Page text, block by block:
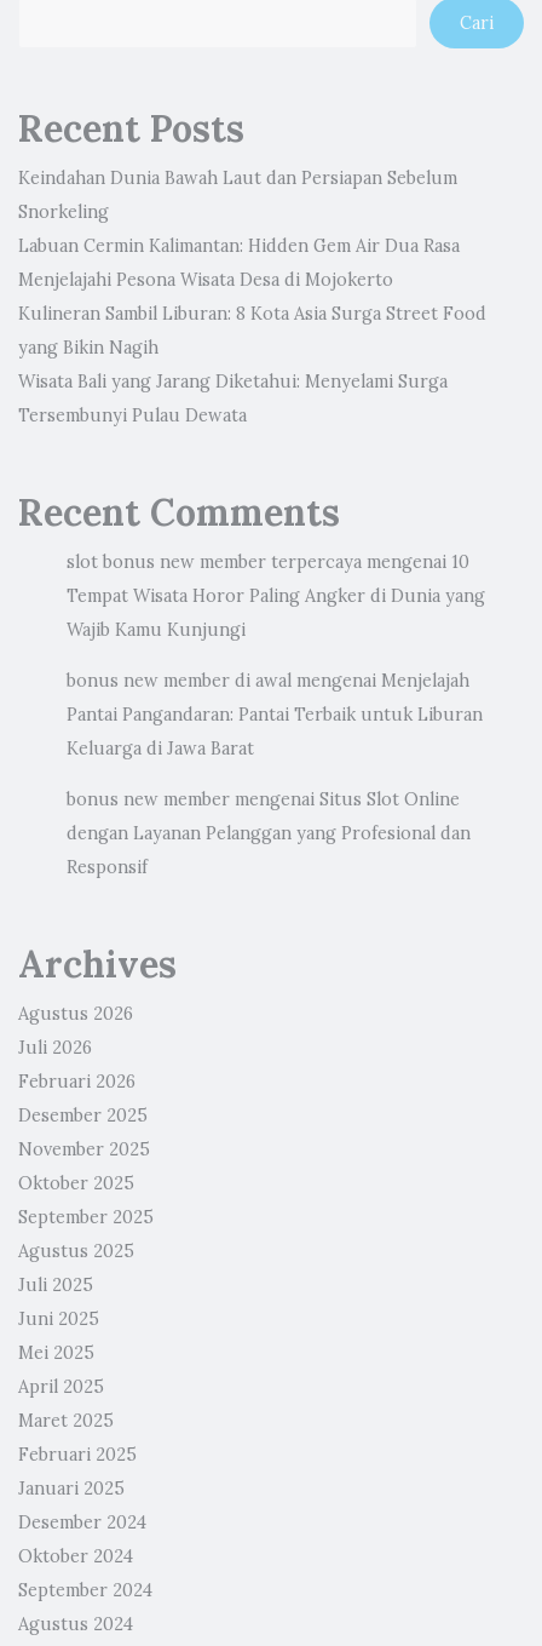
Cari
Recent Posts
Keindahan Dunia Bawah Laut dan Persiapan Sebelum
Snorkeling
Labuan Cermin Kalimantan: Hidden Gem Air Dua Rasa
Menjelajahi Pesona Wisata Desa di Mojokerto
Kulineran Sambil Liburan: 8 Kota Asia Surga Street Food
yang Bikin Nagih
Wisata Bali yang Jarang Diketahui: Menyelami Surga
Tersembunyi Pulau Dewata
Recent Comments
slot bonus new member terpercaya mengenai 10
Tempat Wisata Horor Paling Angker di Dunia yang
Wajib Kamu Kunjungi
bonus new member di awal mengenai Menjelajah
Pantai Pangandaran: Pantai Terbaik untuk Liburan
Keluarga di Jawa Barat
bonus new member mengenai Situs Slot Online
dengan Layanan Pelanggan yang Profesional dan
Responsif
Archives
Agustus 2026
Juli 2026
Februari 2026
Desember 2025
November 2025
Oktober 2025
September 2025
Agustus 2025
Juli 2025
Juni 2025
Mei 2025
April 2025
Maret 2025
Februari 2025
Januari 2025
Desember 2024
Oktober 2024
September 2024
Agustus 2024